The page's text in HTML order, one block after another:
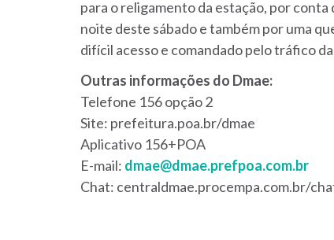
para o religamento da estação, por
noite deste sábado e também por uma
difícil acesso e comandado pelo tráfico
Outras informações do Dmae:
Telefone 156 opção 2
Site: prefeitura.poa.br/dmae
Aplicativo 156+POA
E-mail: dmae@dmae.prefpoa.com.br
Chat: centraldmae.procempa.com.br/